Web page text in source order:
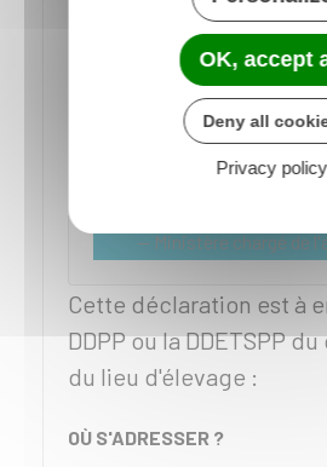
par le détenteur
Accéder au
Ministère chargé de
Cette déclaration est à
DDPPou laDDETSPPdu
du lieu d'élevage :
OÙ S'ADRESSER ?
OK, accept
Deny all
Privacy policy